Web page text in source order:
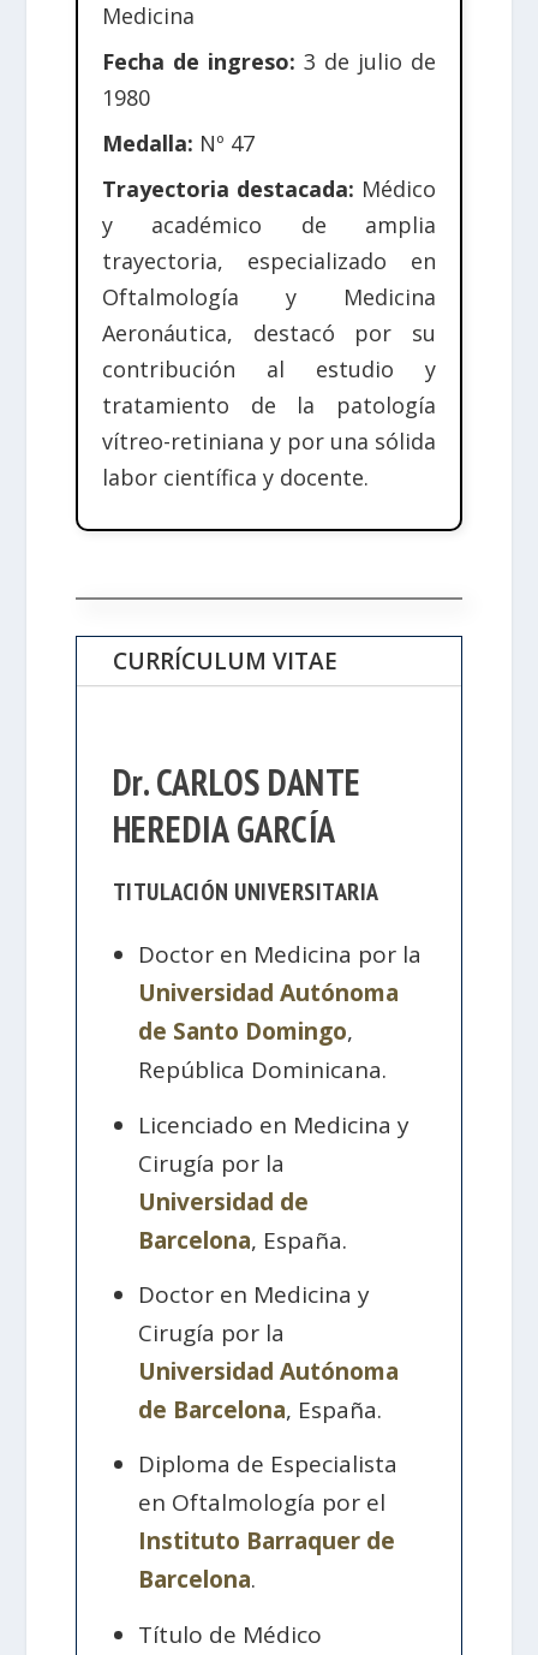
Medicina
Fecha de ingreso: 3 de julio de
1980
Medalla: Nº 47
Trayectoria destacada: Médico
y académico de amplia
trayectoria, especializado en
Oftalmología y Medicina
Aeronáutica, destacó por su
contribución al estudio y
tratamiento de la patología
vítreo-retiniana y por una sólida
labor científica y docente.
CURRÍCULUM VITAE
Dr. CARLOS DANTE
HEREDIA GARCÍA
TITULACIÓN UNIVERSITARIA
Doctor en Medicina por la
Universidad Autónoma
de Santo Domingo,
República Dominicana.
Licenciado en Medicina y
Cirugía por la
Universidad de
Barcelona, España.
Doctor en Medicina y
Cirugía por la
Universidad Autónoma
de Barcelona, España.
Diploma de Especialista
en Oftalmología por el
Instituto Barraquer de
Barcelona.
Título de Médico